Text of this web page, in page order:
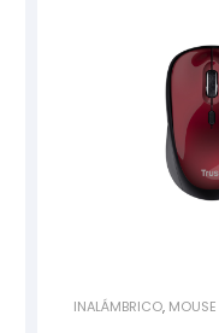
INALÁMBRICO, MOUSE